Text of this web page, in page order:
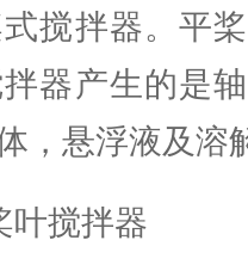
搅拌器。平
器产生的是
，悬浮液及溶